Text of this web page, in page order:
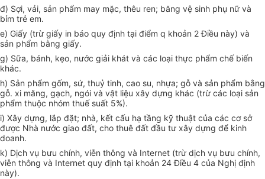
đ) Sợi, vải, sản phẩm may mặc, thêu ren; băng vệ sinh phụ nữ và
bỉm trẻ em.
e) Giấy (trừ giấy in báo quy định tại điểm q khoản 2 Điều này) và
sản phẩm bằng giấy.
g) Sữa, bánh, kẹo, nước giải khát và các loại thực phẩm chế biến
khác.
h) Sản phẩm gốm, sứ, thuỷ tinh, cao su, nhựa; gỗ và sản phẩm bằng
gỗ. xi măng, gạch, ngói và vật liệu xây dựng khác (trừ các loại sản
phẩm thuộc nhóm thuế suất 5%).
i) Xây dựng, lắp đặt; nhà, kết cấu hạ tầng kỹ thuật của các cơ sở
được Nhà nước giao đất, cho thuê đất đầu tư xây dựng để kinh
doanh.
k) Dịch vụ bưu chính, viễn thông và Internet (trừ dịch vụ bưu chính,
viễn thông và Internet quy định tại khoản 24 Điều 4 của Nghị định
này).